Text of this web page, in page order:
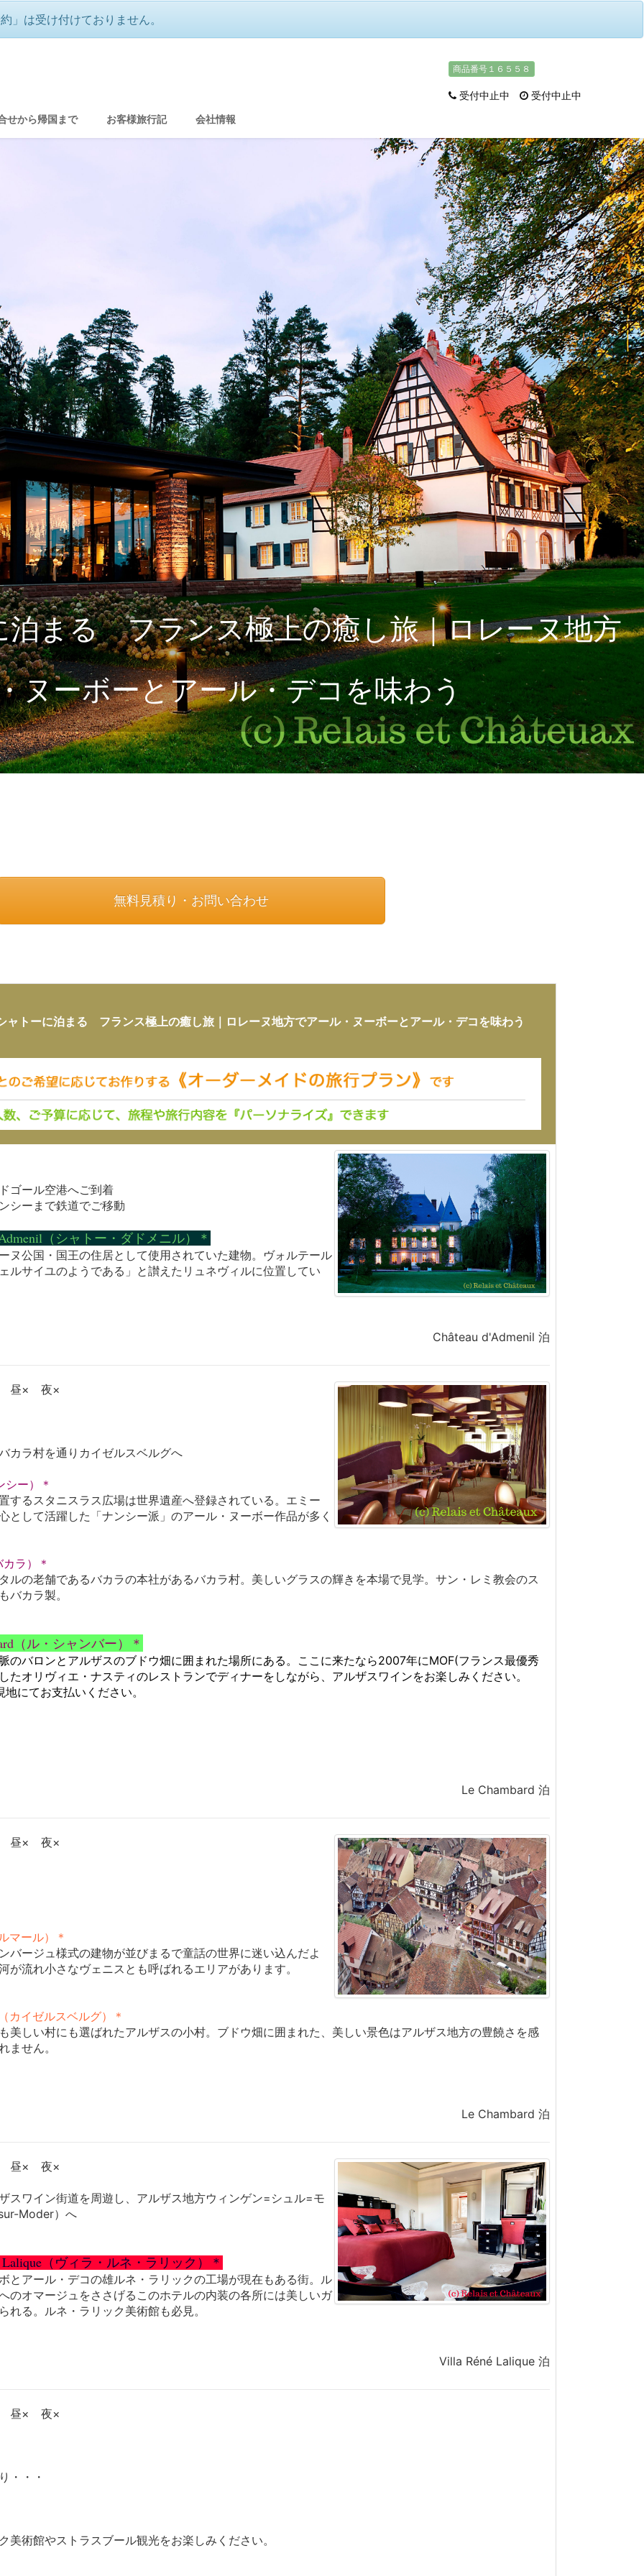
」は受け付けておりません。
商品番号１６５５８
受付中止中 受付中止中
旅
ョー）
せから帰国まで お客様旅行記 会社情報
泊まる フランス極上の癒し旅｜ロレーヌ地方
ヌーボーとアール・デコを味わう
無料見積り・お問い合わせ
ャトーに泊まる フランス極上の癒し旅｜ロレーヌ地方でアール・ヌーボーとアール・デコを味わう
ゴール空港へご到着
シーまで鉄道でご移動
（シャトー・ダドメニル）＊
ヌ公国・国王の住居として使用されていた建物。ヴォルテール
ルサイユのようである」と讃えたリュネヴィルに位置してい
Château d'Admenil 泊
昼× 夜×
カラ村を通りカイゼルスベルグへ
シー）＊
するスタニスラス広場は世界遺産へ登録されている。エミー
として活躍した「ナンシー派」のアール・ヌーボー作品が多く
カラ）＊
ルの老舗であるバカラの本社があるバカラ村。美しいグラスの輝きを本場で見学。サン・レミ教会のス
バカラ製。
（ル・シャンバー）＊
のバロンとアルザスのブドウ畑に囲まれた場所にある。ここに来たなら2007年にMOF(フランス最優秀
たオリヴィエ・ナスティのレストランでディナーをしながら、アルザスワインをお楽しみください。
にてお支払いください。
Le Chambard 泊
昼× 夜×
マール）＊
バージュ様式の建物が並びまるで童話の世界に迷い込んだよ
が流れ小さなヴェニスとも呼ばれるエリアがあります。
カイゼルスベルグ）＊
美しい村にも選ばれたアルザスの小村。ブドウ畑に囲まれた、美しい景色はアルザス地方の豊饒さを感
ません。
Le Chambard 泊
昼× 夜×
スワイン街道を周遊し、アルザス地方ウィンゲン=シュル=モ
Moder）へ
（ヴィラ・ルネ・ラリック）＊
とアール・デコの雄ルネ・ラリックの工場が現在もある街。ル
のオマージュをささげるこのホテルの内装の各所には美しいガ
れる。ルネ・ラリック美術館も必見。
Villa Réné Lalique 泊
昼× 夜×
・・・
美術館やストラスブール観光をお楽しみください。